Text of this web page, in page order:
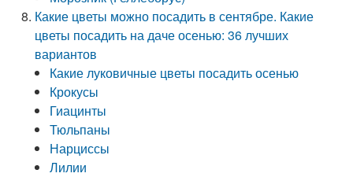
Какие цветы можно посадить в сентябре. Какие
цветы посадить на даче осенью: 36 лучших
вариантов
Какие луковичные цветы посадить осенью
Крокусы
Гиацинты
Тюльпаны
Нарциссы
Лилии